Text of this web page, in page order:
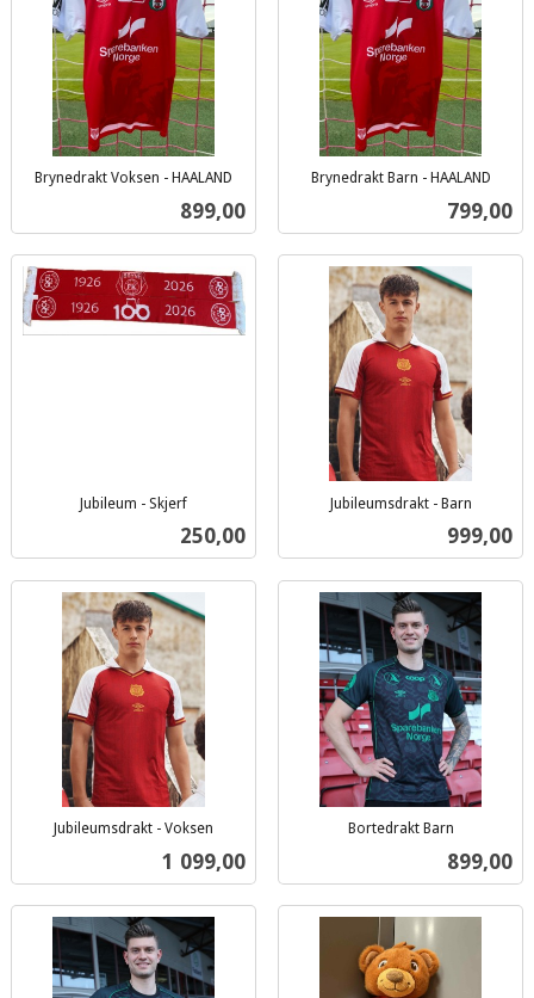
Brynedrakt Voksen - HAALAND
Pris
899,00
Brynedrakt Barn - HAALAND
Pris
799,00
Jubileum - Skjerf
Pris
250,00
Jubileumsdrakt - Barn
Pris
999,00
Jubileumsdrakt - Voksen
Pris
1 099,00
Bortedrakt Barn
Pris
899,00